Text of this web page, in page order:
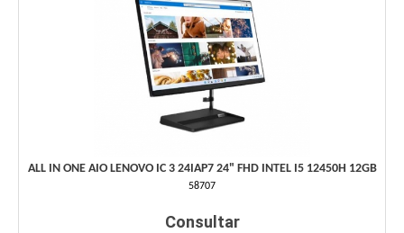
ALL IN ONE AIO LENOVO IC 3 24IAP7 24" FHD INTEL I5 12450H 12GB
58707
Consultar